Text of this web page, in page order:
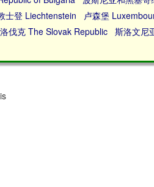
士登 Liechtenstein 卢森堡
伐克 The Slovak Republic 斯洛文尼